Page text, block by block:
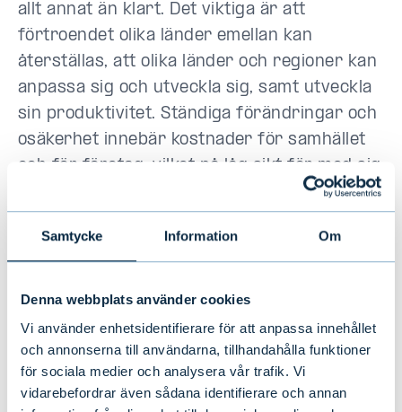
Samtycke Information Om
Denna webbplats använder cookies
Vi använder enhetsidentifierare för att anpassa innehållet
och annonserna till användarna, tillhandahålla funktioner
för sociala medier och analysera vår trafik. Vi
vidarebefordrar även sådana identifierare och annan
allt annat än klart. Det viktiga är att
förtroendet olika länder emellan kan
återställas, att olika länder och regioner kan
anpassa sig och utveckla sig, samt utveckla
sin produktivitet. Ständiga förändringar och
osäkerhet innebär kostnader för samhället
och för företag, vilket på låg sikt för med sig
Handelskriget har på kort sikt ökat
sannolikheten för att riskutsikterna
från årets början på de viktigaste
kapitalmarknaderna